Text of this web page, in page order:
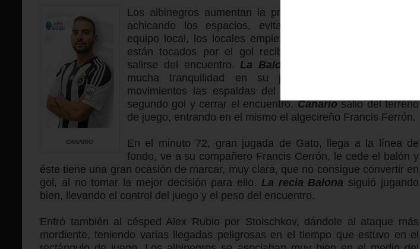
CANARIO
Los albinegros aumentan la presión sobre el equipo local,
achicando los espacios, evitando las penetraciones del
equipo local, los locales empiezan a dar sensación de que
están tocados por el gol recibido, el zarpazo los lleva a
salirse del encuentro. La Balona
mucha tranquilidad en su juego, buscando con sus
movimientos las espaldas del equipo local, para meter el
segundo gol y cerrar el encuentro.Canariosalio del terreno
de juego, entrando en el mismo el algecireño Francis Ferrón.
En el minuto 72, gran jugada de Gato, llega a la línea de
fondo, ve a su compañero Francis Cerrón, le cede el balón y
éste tiene una gran ocasión de marcar, muy clara, que no consigue convertir en
gol, al no tomar la mejor decisión para ello. La recia Balona siguió jugando
bien, llevando el control del juego y el peso del encuentro.
Entró también al césped Alex Rubio por Stoischkov, dándole al ataque más
mordiente, teniendo varias llegadas peligrosas en el tiempo que estuvo en el